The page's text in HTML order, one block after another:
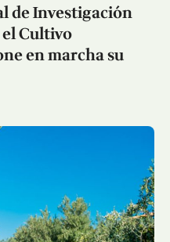
de Investigación
Cultivo
en marcha su